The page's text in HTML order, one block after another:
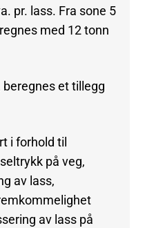
pr. lass. Fra sone 5
med 12 tonn
et tillegg
i forhold til
på veg,
av lass,
av lass på